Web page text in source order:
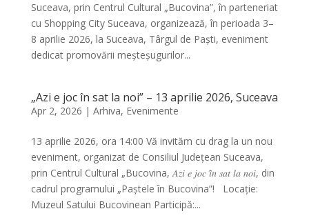
Suceava, prin Centrul Cultural „Bucovina”, în parteneriat
cu Shopping City Suceava, organizează, în perioada 3–
8 aprilie 2026, la Suceava, Târgul de Paști, eveniment
dedicat promovării meșteșugurilor...
„Azi e joc în sat la noi” – 13 aprilie 2026, Suceava
Apr 2, 2026 | Arhiva, Evenimente
13 aprilie 2026, ora 14:00 Vă invităm cu drag la un nou
eveniment, organizat de Consiliul Județean Suceava,
prin Centrul Cultural „Bucovina, 𝐴𝑧𝑖 𝑒 𝑗𝑜𝑐 𝑖̂𝑛 𝑠𝑎𝑡 𝑙𝑎 𝑛𝑜𝑖, din
cadrul programului „Paștele în Bucovina”! Locație:
Muzeul Satului Bucovinean Participă:...